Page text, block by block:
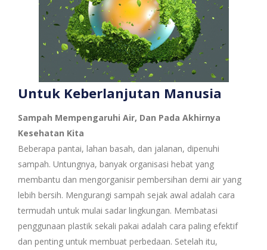
Untuk Keberlanjutan Manusia
Sampah Mempengaruhi Air, Dan Pada Akhirnya
Kesehatan Kita
Beberapa pantai, lahan basah, dan jalanan, dipenuhi
sampah. Untungnya, banyak organisasi hebat yang
membantu dan mengorganisir pembersihan demi air yang
lebih bersih. Mengurangi sampah sejak awal adalah cara
termudah untuk mulai sadar lingkungan. Membatasi
penggunaan plastik sekali pakai adalah cara paling efektif
dan penting untuk membuat perbedaan. Setelah itu,